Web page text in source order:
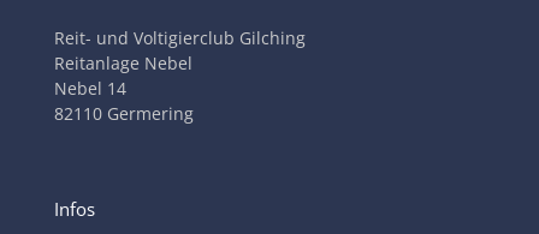
Reit- und Voltigierclub Gilching
Reitanlage Nebel
Nebel 14
82110 Germering
Infos